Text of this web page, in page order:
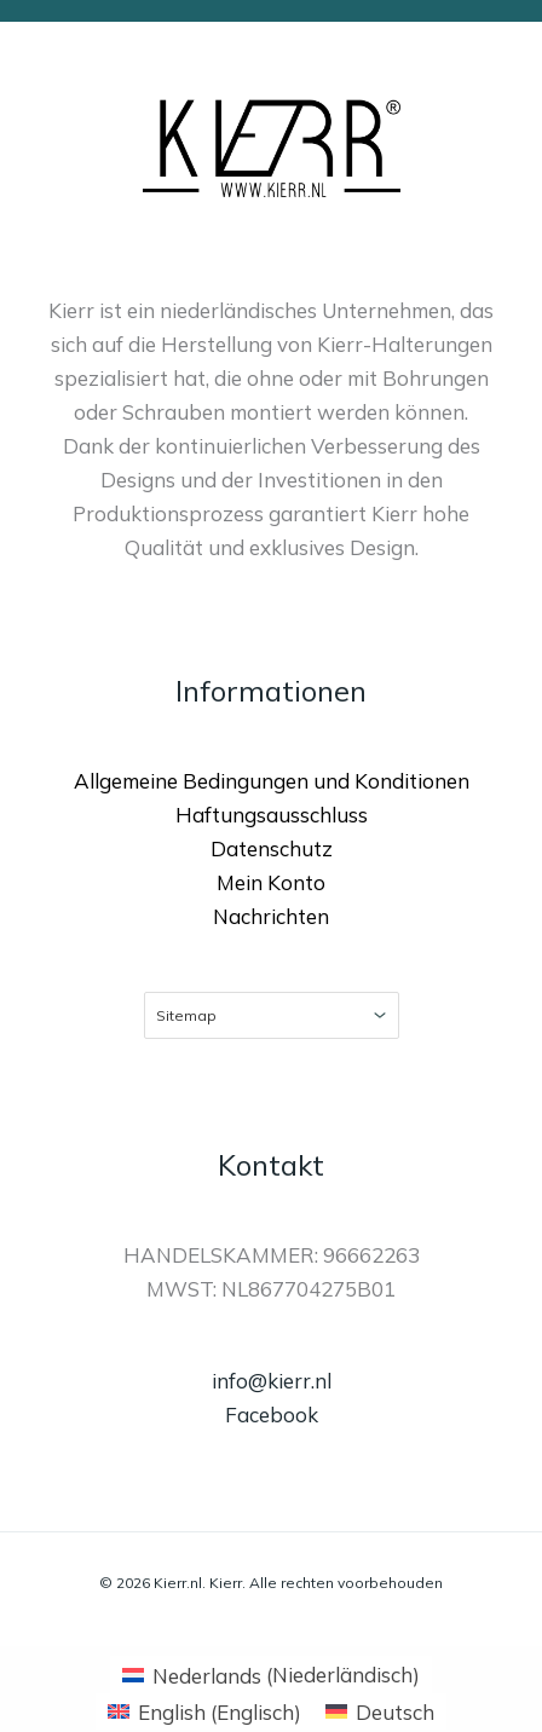
Kierr ist ein niederländisches Unternehmen, das
sich auf die Herstellung von Kierr-Halterungen
spezialisiert hat, die ohne oder mit Bohrungen
oder Schrauben montiert werden können.
Dank der kontinuierlichen Verbesserung des
Designs und der Investitionen in den
Produktionsprozess garantiert Kierr hohe
Qualität und exklusives Design.
Informationen
Allgemeine Bedingungen und Konditionen
Haftungsausschluss
Datenschutz
Mein Konto
Nachrichten
Kontakt
HANDELSKAMMER: 96662263
MWST: NL867704275B01
info@kierr.nl
Facebook
© 2026 Kierr.nl. Kierr. Alle rechten voorbehouden
Nederlands (Niederländisch)
English (Englisch) Deutsch